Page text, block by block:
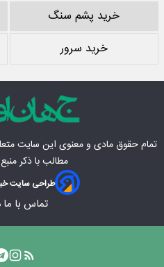
خرید پشم سنگ
خرید سرور
تمام حقوق مادی‌ و معنوی این سایت
مطالب با ذکر
طراحی سایت
تماس با ما